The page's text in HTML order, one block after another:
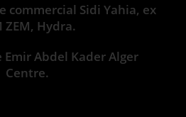
commercial Sidi Yahia, ex
ZEM, Hydra.
Emir Abdel Kader Alger
Centre.